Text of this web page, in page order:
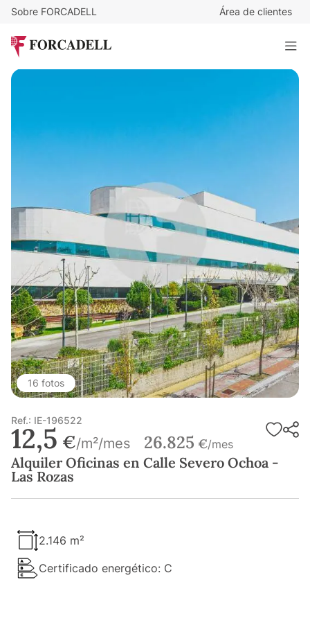
Sobre FORCADELL Área de clientes
Alquiler Oficinas en Calle Severo Ochoa - Las Rozas
2.146 m²
16 fotos
Ref.: IE-196522
12,5 €/m²/mes 26.825 €/mes
Alquiler Oficinas en Calle Severo Ochoa -
Las Rozas
2.146 m²
Certificado energético: C